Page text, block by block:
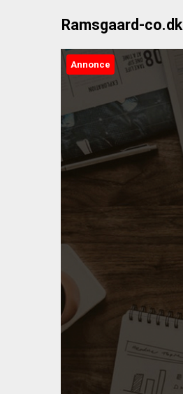
Ramsgaard-co.dk
Annonce